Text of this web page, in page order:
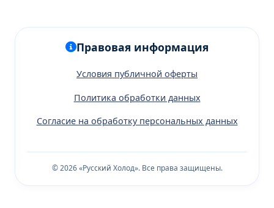
Правовая информация
Условия публичной оферты
Политика обработки данных
Согласие на обработку персональных данных
© 2026 «Русский Холод». Все права защищены.